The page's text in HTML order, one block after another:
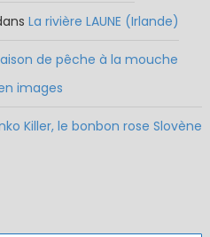
La rivière LAUNE (Irlande)
de pêche à la mouche
images
Killer, le bonbon rose Slovène